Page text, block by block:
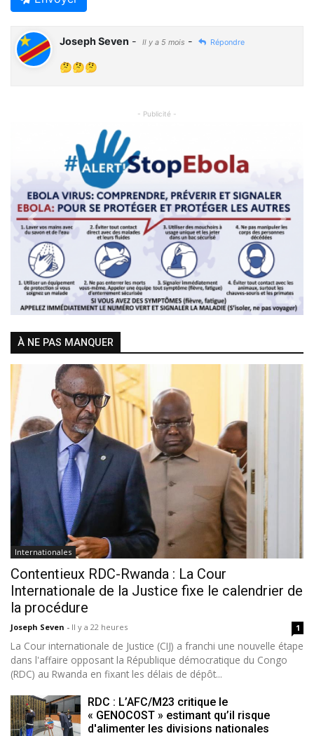
Joseph Seven - Il y a 5 mois - Répondre
🤔🤔🤔
- Publicité -
Previous Next
À NE PAS MANQUER
Internationales
Contentieux RDC-Rwanda : La Cour
Internationale de la Justice fixe le calendrier de
la procédure
Joseph Seven - Il y a 22 heures 1
La Cour internationale de Justice (CIJ) a franchi une nouvelle étape
dans l'affaire opposant la République démocratique du Congo
(RDC) au Rwanda en fixant les délais de dépôt...
RDC : L’AFC/M23 critique le
« GENOCOST » estimant qu’il risque
d'alimenter les divisions nationales